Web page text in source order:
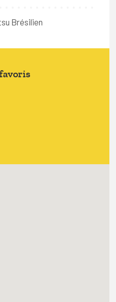
Brésilien